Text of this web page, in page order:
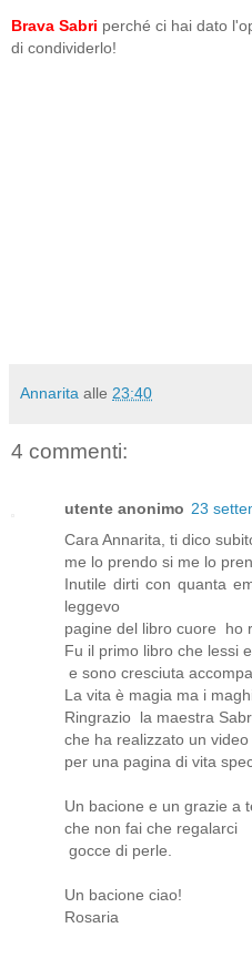
Brava Sabri perché ci hai dato
di condividerlo!
Annarita alle 23:40
4 commenti:
utente anonimo 23
Cara Annarita, ti dico
me lo prendo si me lo
Inutile dirti con quanta
leggevo
pagine del libro cuore ho
Fu il primo libro che lessi
e sono cresciuta
La vita è magia ma i
Ringrazio la maestra
che ha realizzato un video
per una pagina di vita
Un bacione e un grazie a
che non fai che regalarci
gocce di perle.
Un bacione ciao!
Rosaria